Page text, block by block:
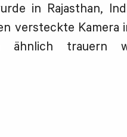
in Rajasthan,
versteckte Kamera
ähnlich trauern